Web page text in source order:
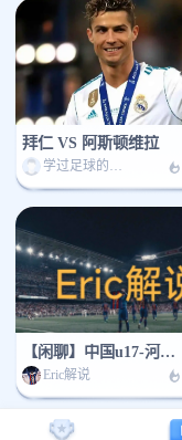
拜仁 VS 阿斯顿维拉
学过足球的王某人
【闲聊】中国u17-河床u17
Eric解说